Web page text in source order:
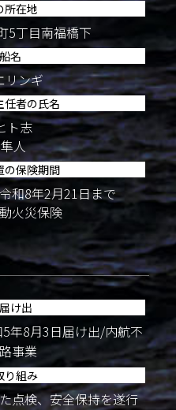
所在地
5丁目南福橋下
名
リンギ
任者の氏名
ト志
人
の保険期間
和8年2月21日まで
火災保険
け出
年8月3日届け出/内航不
事業
り組み
点検、安全保持を遂行